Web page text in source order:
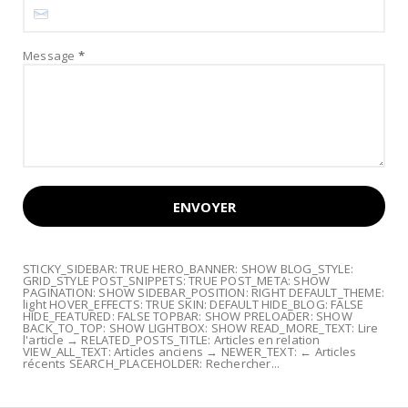
Message *
STICKY_SIDEBAR: TRUE HERO_BANNER: SHOW BLOG_STYLE:
GRID_STYLE POST_SNIPPETS: TRUE POST_META: SHOW
PAGINATION: SHOW SIDEBAR_POSITION: RIGHT DEFAULT_THEME:
light HOVER_EFFECTS: TRUE SKIN: DEFAULT HIDE_BLOG: FALSE
HIDE_FEATURED: FALSE TOPBAR: SHOW PRELOADER: SHOW
BACK_TO_TOP: SHOW LIGHTBOX: SHOW READ_MORE_TEXT: Lire
l'article → RELATED_POSTS_TITLE: Articles en relation
VIEW_ALL_TEXT: Articles anciens → NEWER_TEXT: ← Articles
récents SEARCH_PLACEHOLDER: Rechercher...